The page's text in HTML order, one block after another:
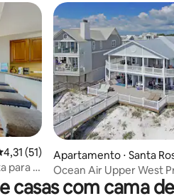
de uma avaliação média de 5,
4,31 (51)
para o
Apartamento ⋅ Santa
ch
Ocean Air Upper West
Unit em 30A (BE
com cama